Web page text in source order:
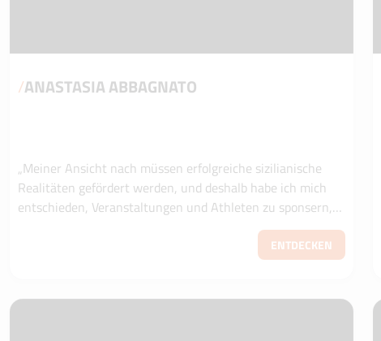
/ANASTASIA ABBAGNATO
„Meiner Ansicht nach müssen erfolgreiche sizilianische
Realitäten gefördert werden, und deshalb habe ich mich
entschieden, Veranstaltungen und Athleten zu sponsern,
ENTDECKEN